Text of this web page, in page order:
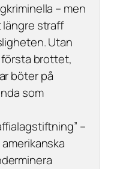
– men
straff
Utan
brottet,
böter på
som
–